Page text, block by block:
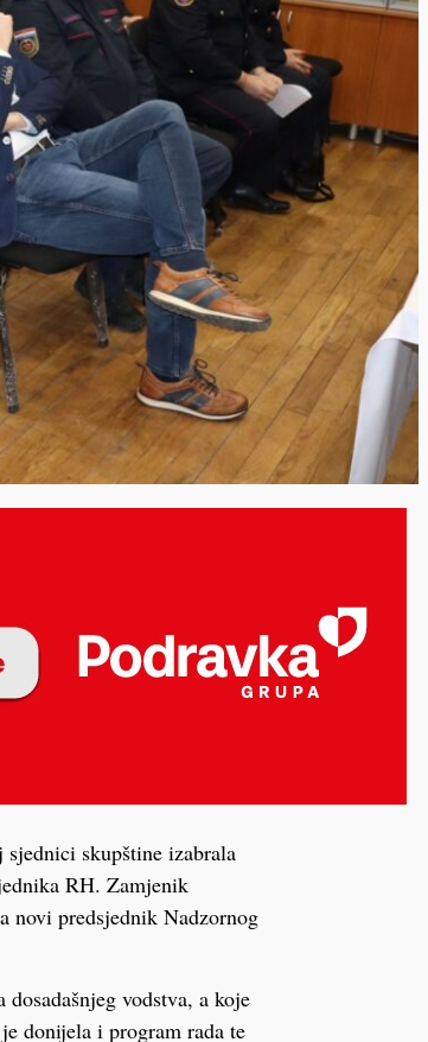
skupštine izabrala
RH. Zamjenik
novi predsjednik Nadzornog
vodstva, a koje
donijela i program rada te